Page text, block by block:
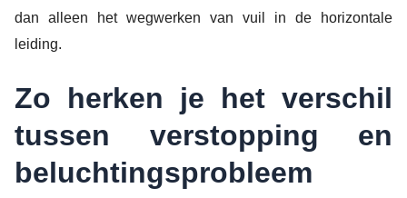
dan alleen het wegwerken van vuil in de horizontale
leiding.
Zo herken je het verschil
tussen verstopping en
beluchtingsprobleem